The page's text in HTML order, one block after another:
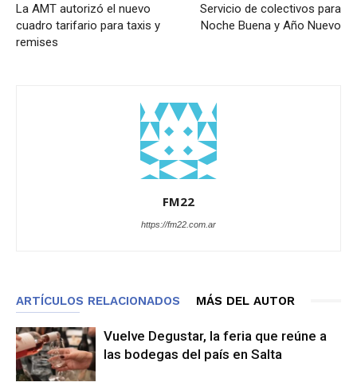
La AMT autorizó el nuevo
cuadro tarifario para taxis y
remises
Servicio de colectivos para
Noche Buena y Año Nuevo
FM22
https://fm22.com.ar
ARTÍCULOS RELACIONADOS MÁS DEL AUTOR
Vuelve Degustar, la feria que reúne a
las bodegas del país en Salta